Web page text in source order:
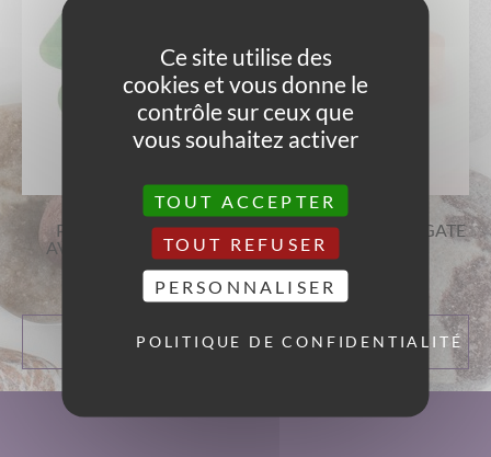
PIERRES ROULÉES
AVENTURINE VERTE
€
AJOUTER AU
PANIER
PIERRES ROULÉES AGATE
BLANCHE
7,00
AJOUTER AU
PANIER
Ce site utilise des
cookies et vous donne le
contrôle sur ceux que
vous souhaitez activer
TOUT ACCEPTER
TOUT REFUSER
PERSONNALISER
POLITIQUE DE CONFIDENTIALITÉ